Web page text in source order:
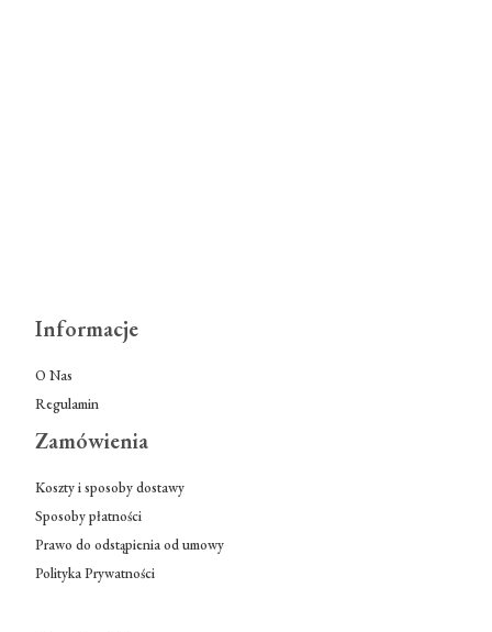
Informacje
O Nas
Regulamin
Zamówienia
Koszty i sposoby dostawy
Sposoby płatności
Prawo do odstąpienia od umowy
Polityka Prywatności